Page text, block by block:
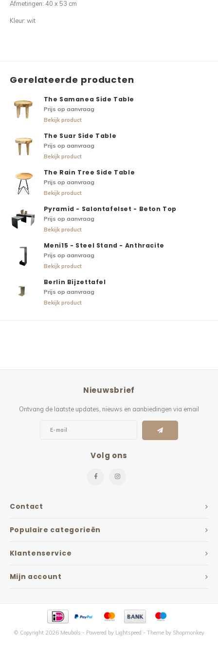
Afmetingen: 40 x 53 cm
Kleur: wit
Gerelateerde producten
The Samanea Side Table
Prijs op aanvraag
Bekijk product
The Suar Side Table
Prijs op aanvraag
Bekijk product
The Rain Tree Side Table
Prijs op aanvraag
Bekijk product
Pyramid - Salontafelset - Beton Top
Prijs op aanvraag
Bekijk product
Meni15 - Steel Stand - Anthracite
Prijs op aanvraag
Bekijk product
Berlin Bijzettafel
Prijs op aanvraag
Bekijk product
Contact
Nieuwsbrief
Ontvang de laatste updates, nieuws en aanbiedingen via email
Volg ons
Populaire categorieën
Klantenservice
Mijn account
© Copyright 2026 Meubols - Powered by Lightspeed - Theme by Shopmonkey